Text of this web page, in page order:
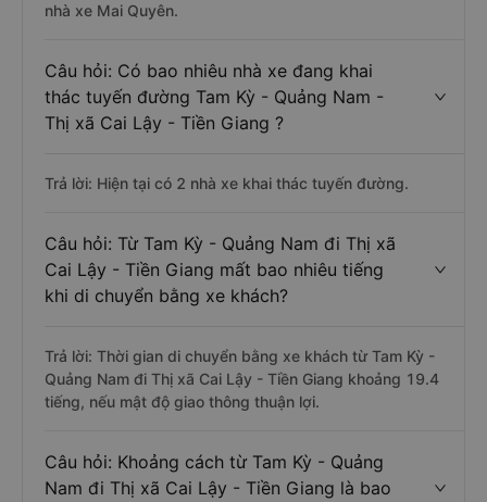
nhà xe Mai Quyên.
Câu hỏi: Có bao nhiêu nhà xe đang khai
thác tuyến đường Tam Kỳ - Quảng Nam -
Thị xã Cai Lậy - Tiền Giang ?
Trả lời: Hiện tại có 2 nhà xe khai thác tuyến đường.
Câu hỏi: Từ Tam Kỳ - Quảng Nam đi Thị xã
Cai Lậy - Tiền Giang mất bao nhiêu tiếng
khi di chuyển bằng xe khách?
Trả lời: Thời gian di chuyển bằng xe khách từ Tam Kỳ -
Quảng Nam đi Thị xã Cai Lậy - Tiền Giang khoảng 19.4
tiếng, nếu mật độ giao thông thuận lợi.
Câu hỏi: Khoảng cách từ Tam Kỳ - Quảng
Nam đi Thị xã Cai Lậy - Tiền Giang là bao